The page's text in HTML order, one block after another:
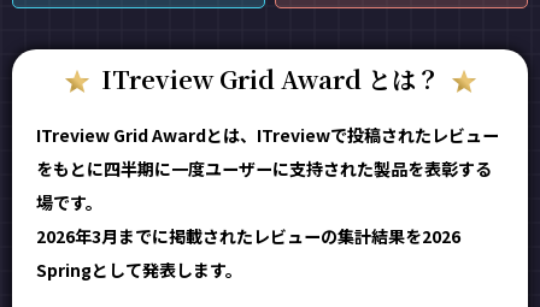
ITreview Grid Award とは？
ITreview Grid Awardとは、ITreviewで投稿されたレビュー
をもとに四半期に一度ユーザーに支持された製品を表彰する
場です。
2026年3月までに掲載されたレビューの集計結果を2026
Springとして発表します。